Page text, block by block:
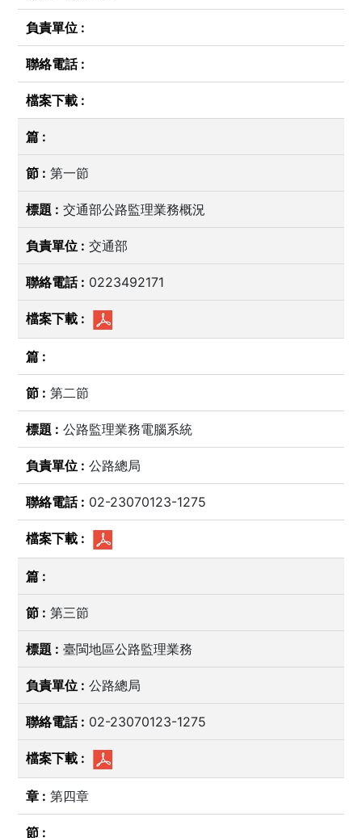
第一節
交通部公路監理業務概況
交通部
0223492171
第二節
公路監理業務電腦系統
公路總局
02-23070123-1275
第三節
臺閩地區公路監理業務
公路總局
02-23070123-1275
第四章